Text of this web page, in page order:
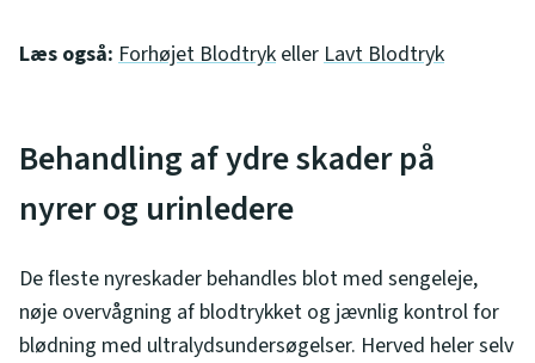
Læs også: Forhøjet Blodtryk ellerLavt Blodtryk
Behandling af ydre skader på
nyrer og urinledere
De fleste nyreskader behandles blot med sengeleje,
nøje overvågning af blodtrykket og jævnlig kontrol for
blødning med ultralydsundersøgelser. Herved heler selv